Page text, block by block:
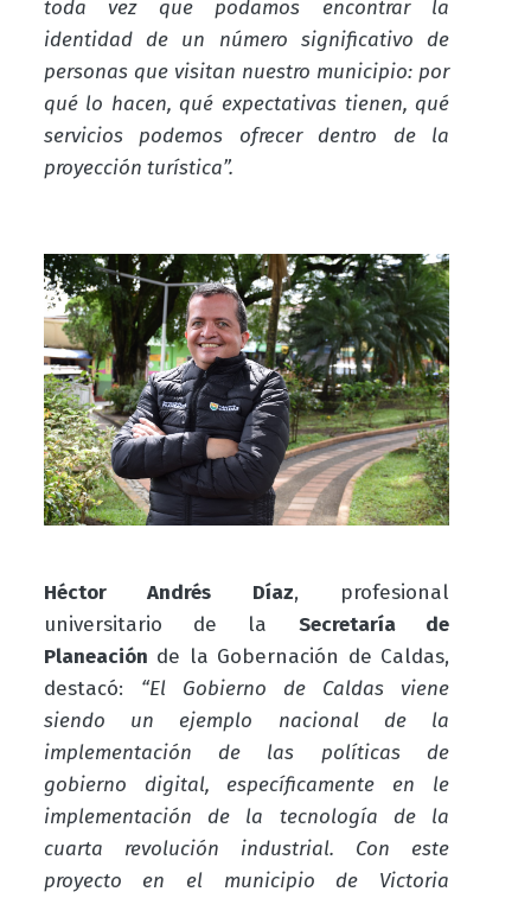
toda vez que podamos encontrar la
identidad de un número significativo de
personas que visitan nuestro municipio: por
qué lo hacen, qué expectativas tienen, qué
servicios podemos ofrecer dentro de la
proyección turística”.
Héctor Andrés Díaz, profesional
universitario de la Secretaría de
Planeación de la Gobernación de Caldas,
destacó: “El Gobierno de Caldas viene
siendo un ejemplo nacional de la
implementación de las políticas de
gobierno digital, específicamente en le
implementación de la tecnología de la
cuarta revolución industrial. Con este
proyecto en el municipio de Victoria